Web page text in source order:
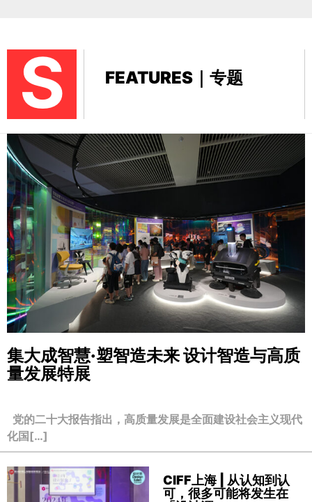
S FEATURES｜专题
集大成智慧·塑智造未来设计智造与高质
量发展特展
党的二十大报告指出，高质量发展是全面建设社会主义现代
化国[…]
CIFF上海 | 从认知到认
可，很多可能将发生在